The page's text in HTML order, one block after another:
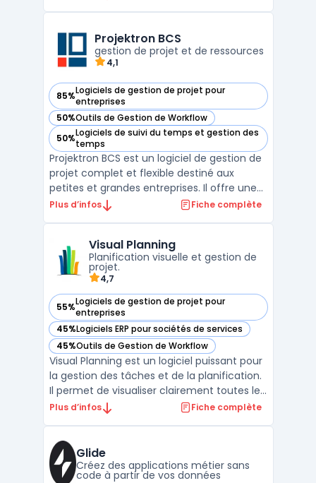
comme des stocks, contacts, documents
ou workflows, tout en répondant aux ...
Projektron BCS
gestion de projet et de ressources
4,1
85%Logiciels de gestion de projet pour
entreprises
— voir Projektron BCS dans cette catégorie
50%Outils de Gestion de Workflow
— voir Projektron BCS dans cette catégorie
50%Logiciels de suivi du temps et gestion des
temps
— voir Projektron BCS dans cette catégorie
Projektron BCS est un logiciel de gestion de
projet complet et flexible destiné aux
petites et grandes entreprises. Il offre une
gamme complète de fonctionnalités de
des ressources et des budgets. Projektron B
Plus d’infos Fiche complète
Visual Planning
Planification visuelle et gestion de
projet.
4,7
55%Logiciels de gestion de projet pour
entreprises
— voir Visual Planning dans cette catégorie
45%Logiciels ERP pour sociétés de services
— voir Visual Planning dans cette catégorie
45%Outils de Gestion de Workflow
— voir Visual Planning dans cette catégorie
Visual Planning est un logiciel puissant pour
la gestion des tâches et de la planification.
Il permet de visualiser clairement toutes les
activités quotidiennes d'une entreprise, afin
planification assure une gestion simplifi ...
Plus d’infos Fiche complète
Glide
Créez des applications métier sans
code à partir de vos données